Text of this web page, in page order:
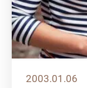
2003.01.06